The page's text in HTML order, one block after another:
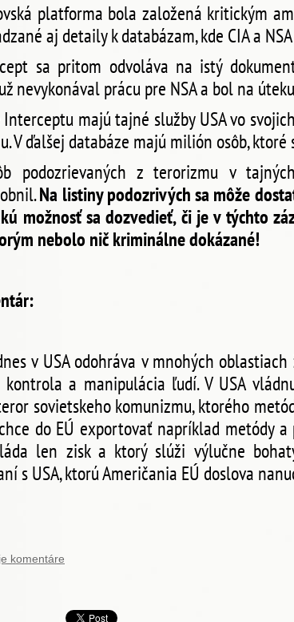
platforma bola založená kritickým
aj detaily k databázam, kde CIA a
sa pritom odvoláva na istý
nevykonával prácu pre NSA a bol na
Interceptu majú tajné služby USA vo
V ďalšej databáze majú milión osôb,
podozrievaných z terorizmu v
Na listiny podozrivých sa môže
možnosť sa dozvedieť, či je v týchto
nebolo nič kriminálne dokázané!
v USA odohráva v mnohých
a manipulácia ľudí. V USA
sovietskeho komunizmu, ktorého
do EÚ exportovať napríklad metódy
len zisk a ktorý slúži výlučne
s USA, ktorú Američania EÚ doslova
komentáre